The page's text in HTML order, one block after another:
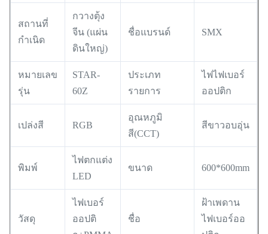
สถานที่
กำเนิด
กวางตุ้ง
จีน (แผ่น
ดินใหญ่)
ชื่อแบรนด์ SMX
หมายเลข
รุ่น
STAR-
60Z
ประเภท
รายการ
ไฟไฟเบอร์
ออปติก
เปล่งสี RGB
อุณหภูมิ
สี(CCT)
สีขาวอบอุ่น
พิมพ์
ไฟตกแต่ง
LED
ขนาด 600*600mm
วัสดุ
ไฟเบอร์
ออปติ
ชื่อ
ฝ้าเพดาน
ไฟเบอร์ออ